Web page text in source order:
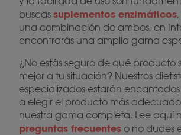
buscas suplementos enzimáticos,
una combinación de ambos, en
encontrarás una amplia gama
¿No estás seguro de qué producto
mejor a tu situación? Nuestros
especializados estarán
a elegir el producto más
nuestra gama completa. Lee aquí
preguntas frecuentes o no dudes